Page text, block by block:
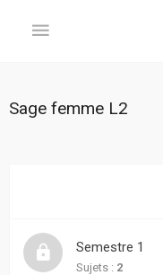
FORUM
Sage femme L2
Semestre 1
Sujets : 2